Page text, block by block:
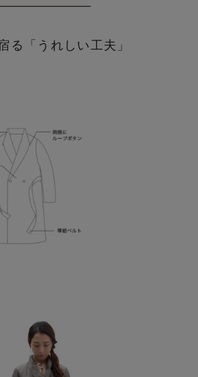
る「うれしい工夫」